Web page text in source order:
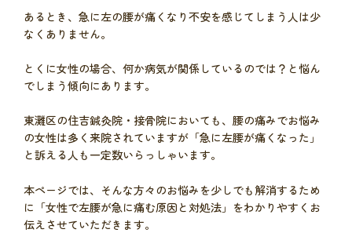
あるとき、急に左の腰が痛くなり不安を感じてしまう人は少
なくありません。
とくに女性の場合、何か病気が関係しているのでは？と悩ん
でしまう傾向にあります。
東灘区の住吉鍼灸院・接骨院においても、腰の痛みでお悩み
の女性は多く来院されていますが「急に左腰が痛くなった」
と訴える人も一定数いらっしゃいます。
本ページでは、そんな方々のお悩みを少しでも解消するため
に「女性で左腰が急に痛む原因と対処法」をわかりやすくお
伝えさせていただきます。